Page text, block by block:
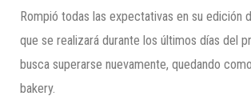
Rompió todas las expectativas en su edición
que se realizará durante los últimos días del
busca superarse nuevamente, quedando
bakery.